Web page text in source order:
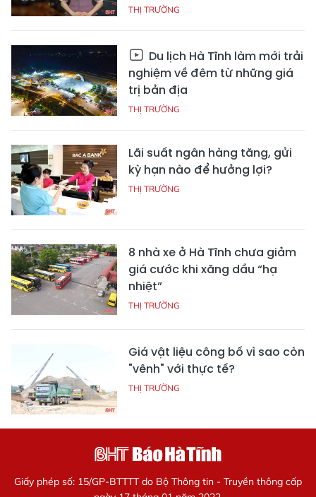
THỊ TRƯỜNG
Du lịch Hà Tĩnh làm mới trải
nghiệm về đêm từ những giá
trị bản địa
THỊ TRƯỜNG
Lãi suất ngân hàng tăng, gửi
kỳ hạn nào để hưởng lợi?
THỊ TRƯỜNG
8 nhà xe ở Hà Tĩnh chưa giảm
giá cước khi xăng dầu “hạ
nhiệt”
THỊ TRƯỜNG
Giá vật liệu công bố vì sao còn
"vênh" với thực tế?
THỊ TRƯỜNG
Giấy phép số: 15/GP-BTTTT do Bộ Thông tin - Truyền thông cấp